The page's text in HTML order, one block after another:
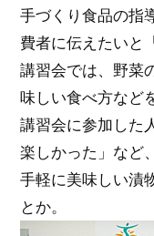
手づくり食品の指
費者に伝えたいと
講習会では、野菜
味しい食べ方など
講習会に参加した
楽しかった」など、
手軽に美味しい漬
とか。